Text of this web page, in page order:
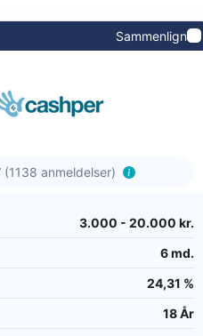
Sammenlign
(1138 anmeldelser)
3.000 - 20.000 kr.
6 md.
24,31 %
18 År